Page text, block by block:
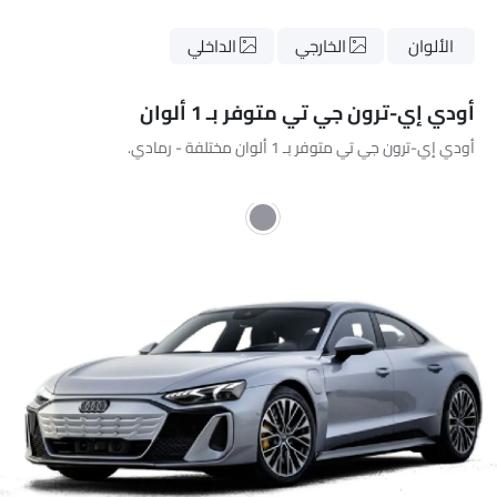
الألوان الخارجي الداخلي
أودي إي-ترون جي تي متوفر بـ 1 ألوان
أودي إي-ترون جي تي متوفر بـ 1 ألوان مختلفة - رمادي.